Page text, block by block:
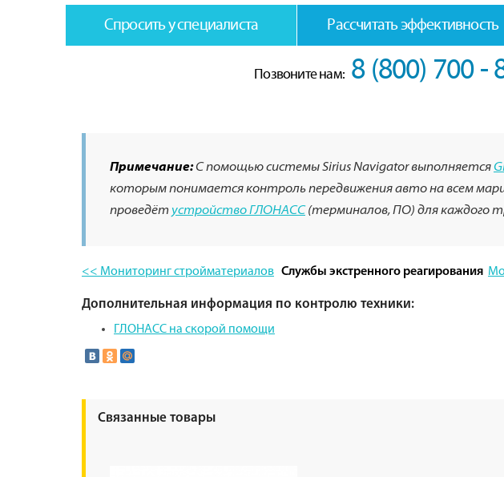
Спросить у специалиста Рассчитать эффективность
Позвоните нам: 8 (800) 700 -
Примечание:С помощью системы Sirius Navigator выполняется
которым понимается контроль передвижения авто на всем
проведёт устройство ГЛОНАСС (терминалов, ПО) для каждого
<< Мониторинг стройматериалов Службы экстренного реагирования
Дополнительная информация по контролю техники:
ГЛОНАСС на скорой помощи
Связанные товары